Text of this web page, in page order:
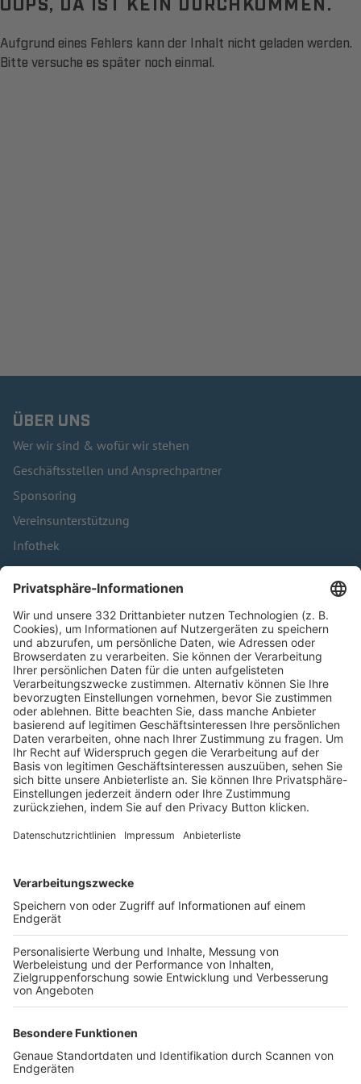
Aufgrund eines Fehlers kann der Inhalt nicht geladen werden.
Bitte versuche es später noch einmal.
ÜBER UNS
Wer wir sind & wofür wir stehen
Geschäftsstellen und Ansprechpartner
Sponsoring
Vereinsunterstützung
Infothek
Kontakt
HÄUFIG BESUCHTE SEITEN
Pässe und Vereinswechsel
Trainerausbildung
Schulungsangebot Vereinsmitarbeiter
BFV-Geschäftsstellen
Trainerbörse
Login SpielPlus
FOLGE DEM BFV
TOP-VEREINE
TOP-PARTNER